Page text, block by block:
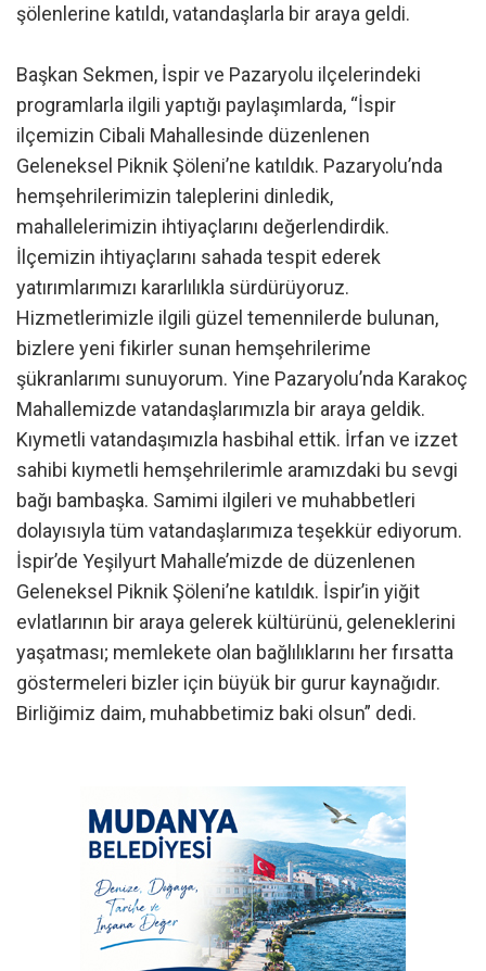
şölenlerine katıldı, vatandaşlarla bir araya geldi.
Başkan Sekmen, İspir ve Pazaryolu ilçelerindeki
programlarla ilgili yaptığı paylaşımlarda, “İspir
ilçemizin Cibali Mahallesinde düzenlenen
Geleneksel Piknik Şöleni’ne katıldık. Pazaryolu’nda
hemşehrilerimizin taleplerini dinledik,
mahallelerimizin ihtiyaçlarını değerlendirdik.
İlçemizin ihtiyaçlarını sahada tespit ederek
yatırımlarımızı kararlılıkla sürdürüyoruz.
Hizmetlerimizle ilgili güzel temennilerde bulunan,
bizlere yeni fikirler sunan hemşehrilerime
şükranlarımı sunuyorum. Yine Pazaryolu’nda Karakoç
Mahallemizde vatandaşlarımızla bir araya geldik.
Kıymetli vatandaşımızla hasbihal ettik. İrfan ve izzet
sahibi kıymetli hemşehrilerimle aramızdaki bu sevgi
bağı bambaşka. Samimi ilgileri ve muhabbetleri
dolayısıyla tüm vatandaşlarımıza teşekkür ediyorum.
İspir’de Yeşilyurt Mahalle’mizde de düzenlenen
Geleneksel Piknik Şöleni’ne katıldık. İspir’in yiğit
evlatlarının bir araya gelerek kültürünü, geleneklerini
yaşatması; memlekete olan bağlılıklarını her fırsatta
göstermeleri bizler için büyük bir gurur kaynağıdır.
Birliğimiz daim, muhabbetimiz baki olsun” dedi.